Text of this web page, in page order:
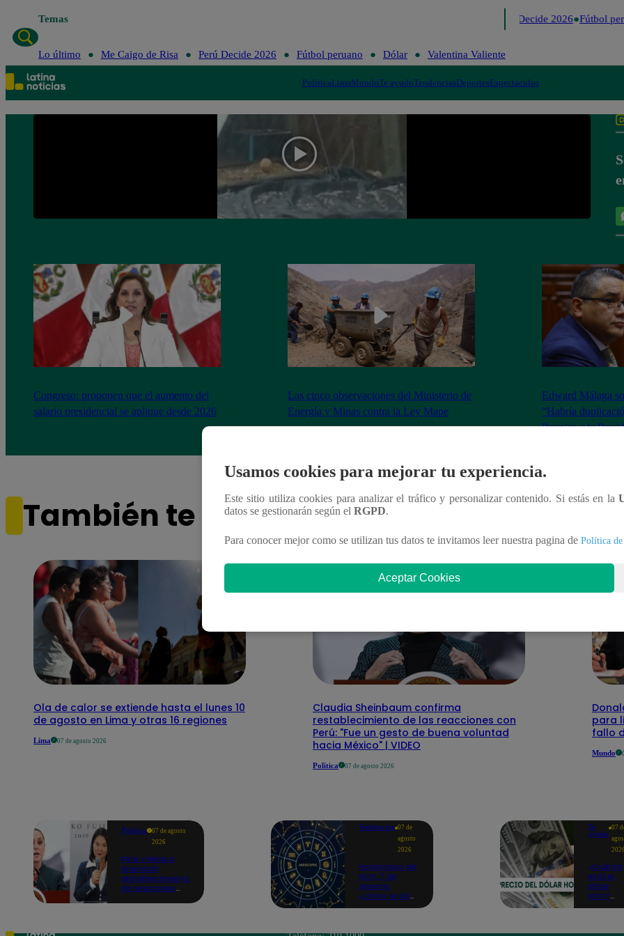
Temas Perú Decide 2026 Fútbol
Lo último Me Caigo de Risa Perú Decide 2026 Fútbol peruano Dólar Valentina Valiente
PolíticaLimaMundoTe ayudoTendenciasDeportesEspectáculos
Congreso: proponen que el aumento del
salario presidencial se aplique desde 2026
Las cinco observaciones del Ministerio de
Energía y Minas contra la Ley Mape
Edward Málaga
“Habría
Premier o la
También te puede interesar
Ola de calor se extiende hasta el lunes 10
de agosto en Lima y otras 16 regiones
Lima 07 de agosto 2026
Claudia Sheinbaum confirma
restablecimiento de las reacciones con
Perú: "Fue un gesto de buena voluntad
hacia México" | VIDEO
Política 07 de agosto 2026
para
fallo
Mundo
Política
07 de agosto
2026
Perú y México
anuncian
restablecimiento
de relaciones
Tendencias 07 de
agosto
2026
Horóscopo de
HOY, 7 de
agosto:
¿cómo te irá
Te
ayudo
07
2026
¿Cuánto
está el
dólar
HOY?
Usamos cookies para mejorar tu experiencia.
Este sitio utiliza cookies para analizar el tráfico y personalizar contenido. Si estás en la
datos se gestionarán según el RGPD.
Para conocer mejor como se utilizan tus datos te invitamos leer nuestra pagina de Política
Aceptar Cookies